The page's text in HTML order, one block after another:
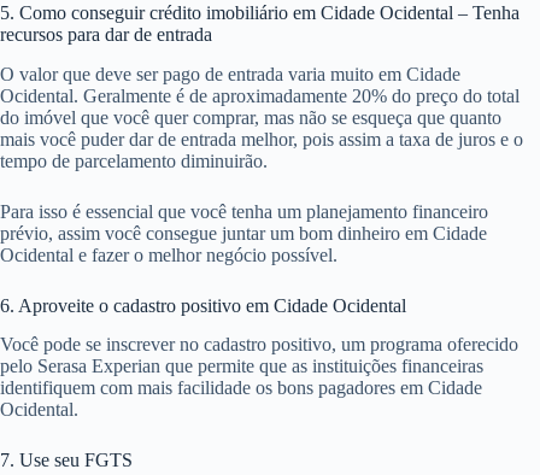
5. Como conseguir crédito imobiliário em Cidade Ocidental – Tenha
recursos para dar de entrada
O valor que deve ser pago de entrada varia muito em Cidade
Ocidental. Geralmente é de aproximadamente 20% do preço do total
do imóvel que você quer comprar, mas não se esqueça que quanto
mais você puder dar de entrada melhor, pois assim a taxa de juros e o
tempo de parcelamento diminuirão.
Para isso é essencial que você tenha um planejamento financeiro
prévio, assim você consegue juntar um bom dinheiro em Cidade
Ocidental e fazer o melhor negócio possível.
6. Aproveite o cadastro positivo em Cidade Ocidental
Você pode se inscrever no cadastro positivo, um programa oferecido
pelo Serasa Experian que permite que as instituições financeiras
identifiquem com mais facilidade os bons pagadores em Cidade
Ocidental.
7. Use seu FGTS